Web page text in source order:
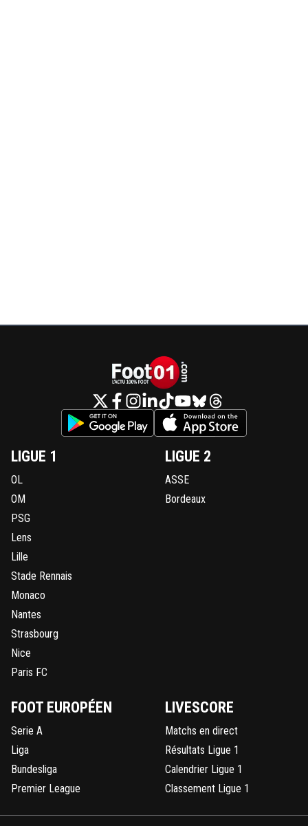
LIGUE 1
OL
OM
PSG
Lens
Lille
Stade Rennais
Monaco
Nantes
Strasbourg
Nice
Paris FC
LIGUE 2
ASSE
Bordeaux
FOOT EUROPÉEN
Serie A
Liga
Bundesliga
Premier League
LIVESCORE
Matchs en direct
Résultats Ligue 1
Calendrier Ligue 1
Classement Ligue 1